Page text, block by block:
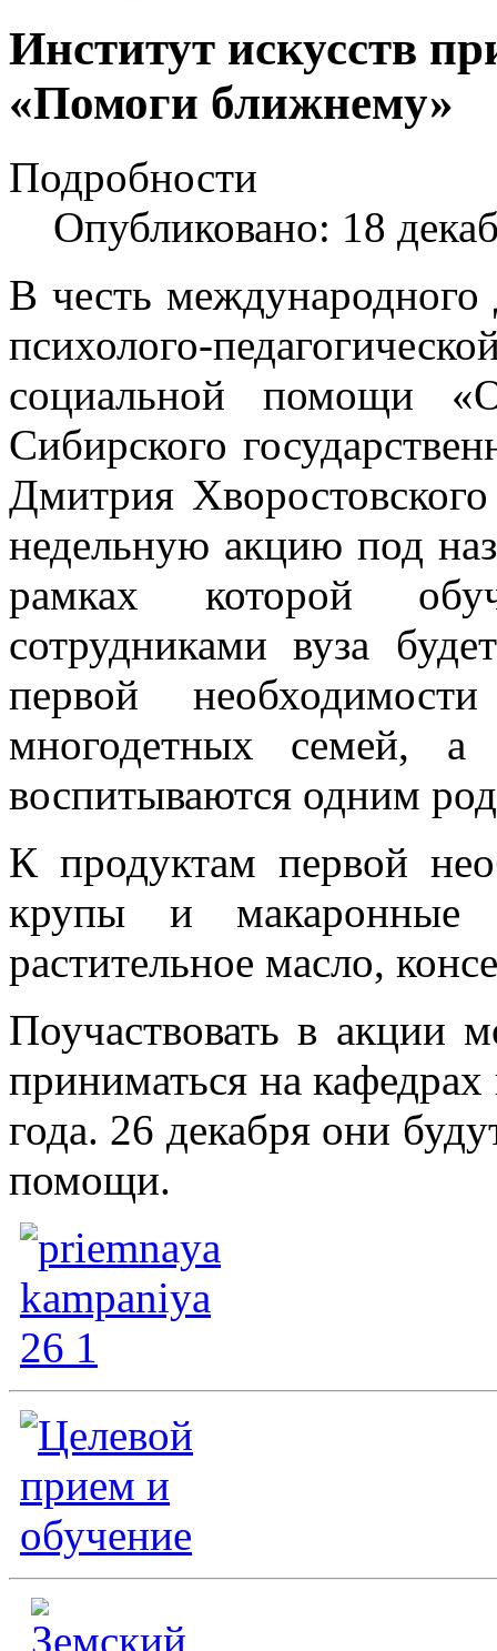
Институт искусств
«Помоги ближнему»
Подробности
Опубликовано: 18
В честь
психолого-
социальной помощи
Сибирского
Дмитрия
недельную акцию под
рамках которой
сотрудниками вуза
первой
многодетных семей,
воспитываются одним
К продуктам первой
крупы и макаронные
растительное масло,
Поучаствовать в акции
приниматься на
года. 26 декабря они
помощи.